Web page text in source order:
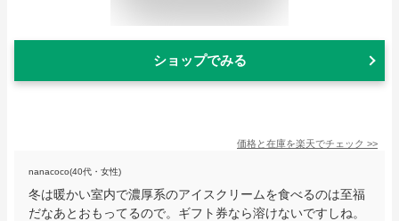
ショップでみる
価格と在庫を楽天でチェック >>
nanacoco(40代・女性)
冬は暖かい室内で濃厚系のアイスクリームを食べるのは至福
だなあとおもってるので。ギフト券なら溶けないですしね。